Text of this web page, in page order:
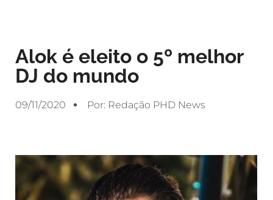
Alok é eleito o 5º melhor
DJ do mundo
09/11/2020 Por: Redação PHD News